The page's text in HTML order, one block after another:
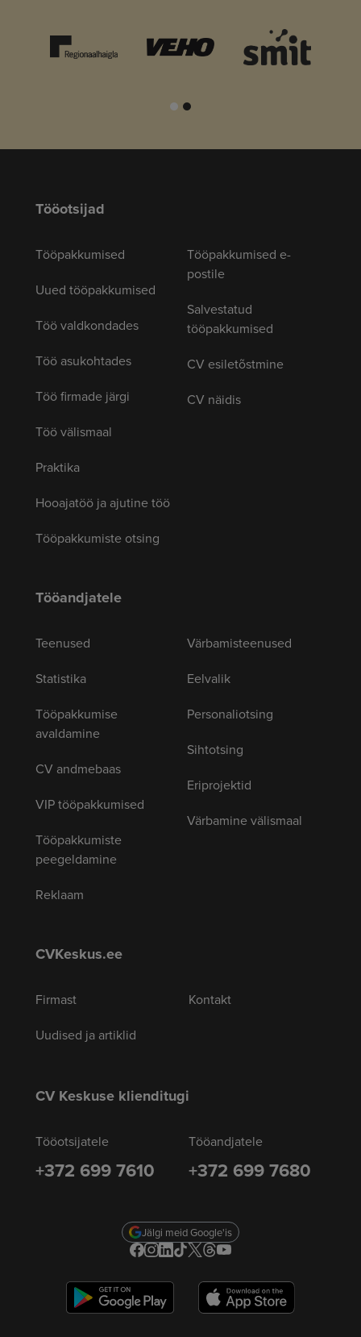
Tööotsijad
Tööpakkumised
Uued tööpakkumised
Töö valdkondades
Töö asukohtades
Töö firmade järgi
Töö välismaal
Praktika
Hooajatöö ja ajutine töö
Tööpakkumiste otsing
Tööpakkumised e-
postile
Salvestatud
tööpakkumised
CV esiletõstmine
CV näidis
Tööandjatele
Teenused
Statistika
Tööpakkumise
avaldamine
CV andmebaas
VIP tööpakkumised
Tööpakkumiste
peegeldamine
Reklaam
Värbamisteenused
Eelvalik
Personaliotsing
Sihtotsing
Eriprojektid
Värbamine välismaal
CVKeskus.ee
Firmast
Uudised ja artiklid
Kontakt
CV Keskuse klienditugi
Tööotsijatele
+372 699 7610
Tööandjatele
+372 699 7680
Jälgi meid Google'is